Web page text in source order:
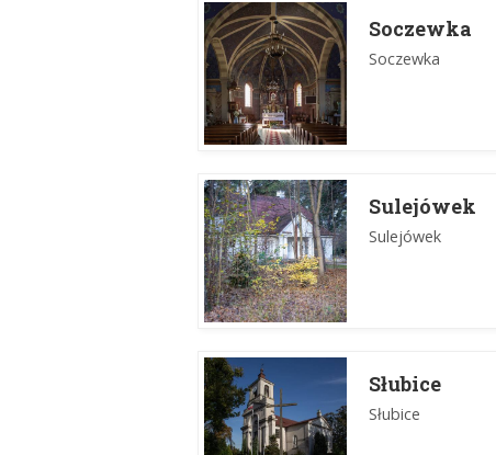
Soczewka
Soczewka
Sulejówek
Sulejówek
Słubice
Słubice